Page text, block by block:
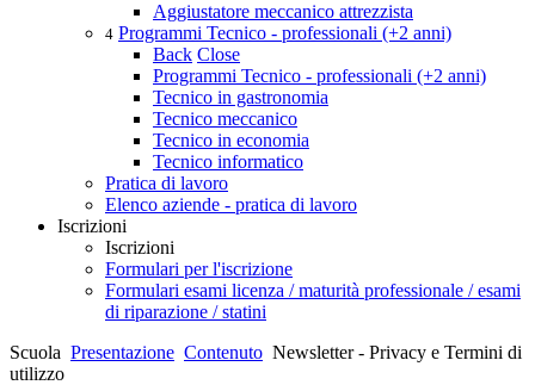
Aggiustatore meccanico attrezzista
4 Programmi Tecnico - professionali (+2 anni)
Back Close
Programmi Tecnico - professionali (+2 anni)
Tecnico in gastronomia
Tecnico meccanico
Tecnico in economia
Tecnico informatico
Pratica di lavoro
Elenco aziende - pratica di lavoro
Iscrizioni
Iscrizioni
Formulari per l'iscrizione
Formulari esami licenza / maturità professionale / esami
di riparazione / statini
Scuola Presentazione Contenuto Newsletter - Privacy e Termini di
utilizzo